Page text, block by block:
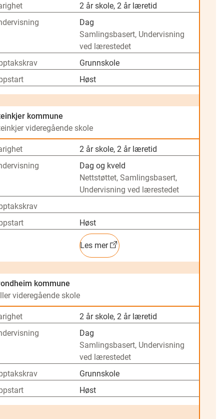
2 år skole, 2 år læretid
Dag
Samlingsbasert, Undervisning
ved lærestedet
Grunnskole
Høst
kommune
videregående skole
2 år skole, 2 år læretid
Dag og kveld
Nettstøttet, Samlingsbasert,
Undervisning ved lærestedet
Høst
Les mer
kommune
videregående skole
2 år skole, 2 år læretid
Dag
Samlingsbasert, Undervisning
ved lærestedet
Grunnskole
Høst